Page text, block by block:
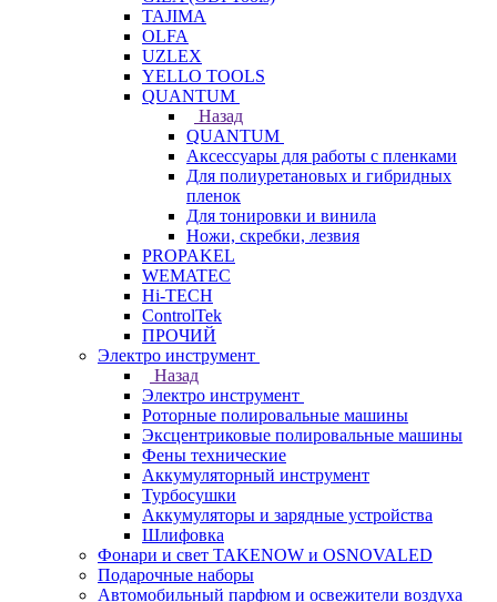
TAJIMA
OLFA
UZLEX
YELLO TOOLS
QUANTUM
Назад
QUANTUM
Аксессуары для работы с пленками
Для полиуретановых и гибридных
пленок
Для тонировки и винила
Ножи, скребки, лезвия
PROPAKEL
WEMATEC
Hi-TECH
ControlTek
ПРОЧИЙ
Электро инструмент
Назад
Электро инструмент
Роторные полировальные машины
Эксцентриковые полировальные машины
Фены технические
Аккумуляторный инструмент
Турбосушки
Аккумуляторы и зарядные устройства
Шлифовка
Фонари и свет TAKENOW и OSNOVALED
Подарочные наборы
Автомобильный парфюм и освежители воздуха